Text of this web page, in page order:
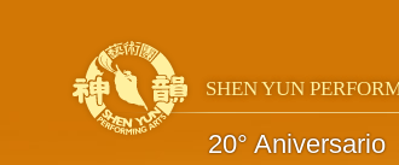
SHEN YUN
20° Aniversario